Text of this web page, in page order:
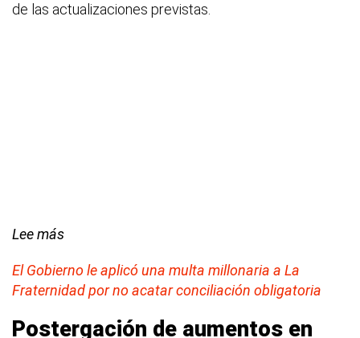
de las actualizaciones previstas.
Lee más
El Gobierno le aplicó una multa millonaria a La
Fraternidad por no acatar conciliación obligatoria
Postergación de aumentos en